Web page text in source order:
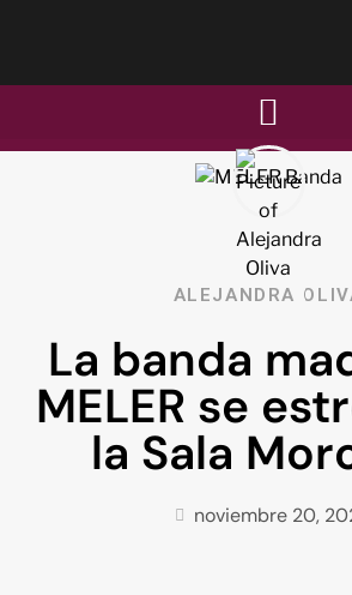
ALEJANDRA
La banda
MELER se
la Sala
noviembre 20,